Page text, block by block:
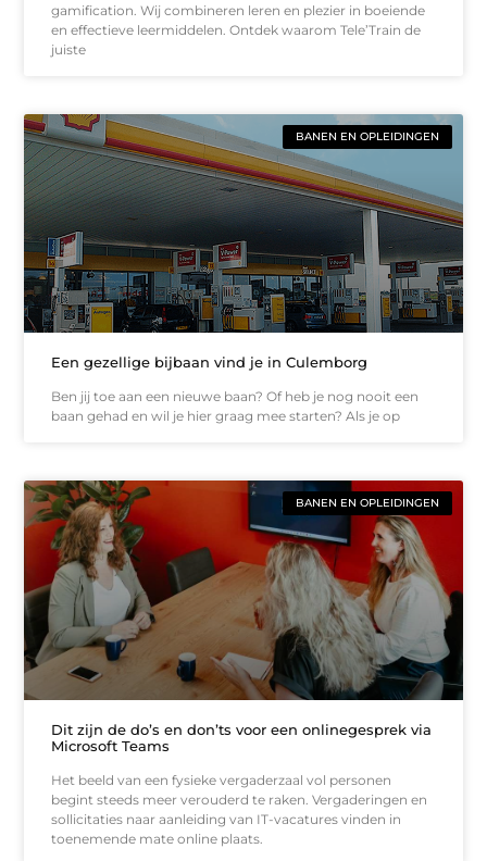
gamification. Wij combineren leren en plezier in boeiende
en effectieve leermiddelen. Ontdek waarom Tele’Train de
juiste
BANEN EN OPLEIDINGEN
Een gezellige bijbaan vind je in Culemborg
Ben jij toe aan een nieuwe baan? Of heb je nog nooit een
baan gehad en wil je hier graag mee starten? Als je op
BANEN EN OPLEIDINGEN
Dit zijn de do’s en don’ts voor een onlinegesprek via
Microsoft Teams
Het beeld van een fysieke vergaderzaal vol personen
begint steeds meer verouderd te raken. Vergaderingen en
sollicitaties naar aanleiding van IT-vacatures vinden in
toenemende mate online plaats.